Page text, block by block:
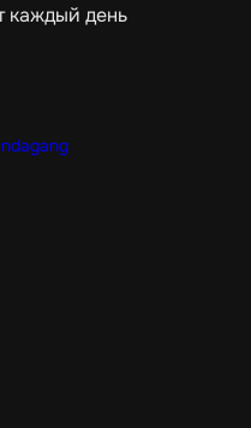
каждый день